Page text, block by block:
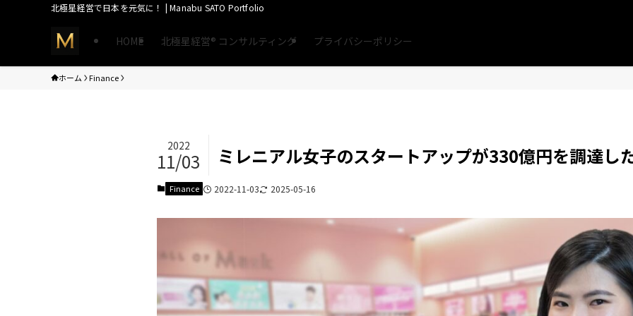
北極星経営で日本を元気に！ | Manabu SATO Portfolio
HOME 北極星経営®︎ コンサルティング プライバシーポリシー
ホーム Finance
ミレニアル女子のスタートアップが330億円を調達し
2022
11/03
Finance 2022-11-03 2025-05-16